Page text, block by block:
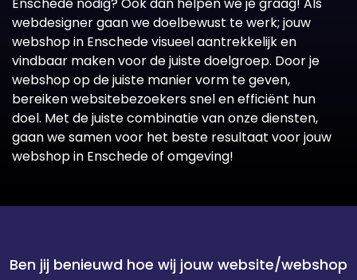
Enschede nodig? Ook dan helpen we je graag! Als
webdesigner gaan we doelbewust te werk; jouw
webshop in Enschede visueel aantrekkelijk en
vindbaar maken voor de juiste doelgroep. Door je
webshop op de juiste manier vorm te geven,
bereiken websitebezoekers snel en efficiënt hun
doel. Met de juiste combinatie van onze diensten,
gaan we samen voor het beste resultaat voor jouw
webshop in Enschede of omgeving!
Ben jij benieuwd hoe wij jouw website/webshop